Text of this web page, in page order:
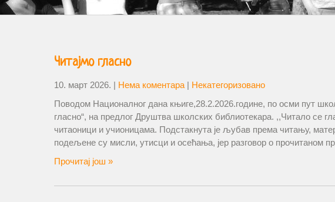
Читајмо гласно
10. март 2026. | Нема коментара | Некатегоризовано
Поводом Националног дана књиге,28.2.2026.године, по осми пут
гласно“, на предлог Друштва школских библиотекара. ,,Читало се
читаоници и учионицама. Подстакнута је љубав према читању,
подељене су мисли, утисци и осећања, јер разговор о прочитаном
Прочитај још »